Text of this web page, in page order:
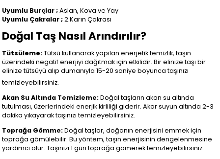
Uyumlu Burçlar ;Aslan, Kova ve Yay
Uyumlu Çakralar ;2.Karın Çakrası
Doğal Taş Nasıl Arındırılır?
Tütsüleme:Tütsü kullanarak yapılan enerjetik temizlik, taşın
üzerindeki negatif enerjiyi dağıtmak için etkilidir. Bir elinize taşı bir
elinize tütsüyü alıp dumanıyla 15-20 saniye boyunca taşınızı
temizleyebilirsiniz.
Akan Su Altında Temizleme:Doğal taşların akan su altında
tutulması, üzerlerindeki enerjik kirliliği giderir. Akar suyun altında 2-3
dakika yıkayarak taşınızı temizleyebilirsiniz.
Toprağa Gömme:Doğal taşlar, doğanın enerjisini emmek için
toprağa gömülebilir. Bu yöntem, taşın enerjisinin dengelenmesine
yardımcı olur. Taşınızı 1 gün toprağa gömerek temizleyebilirsiniz.